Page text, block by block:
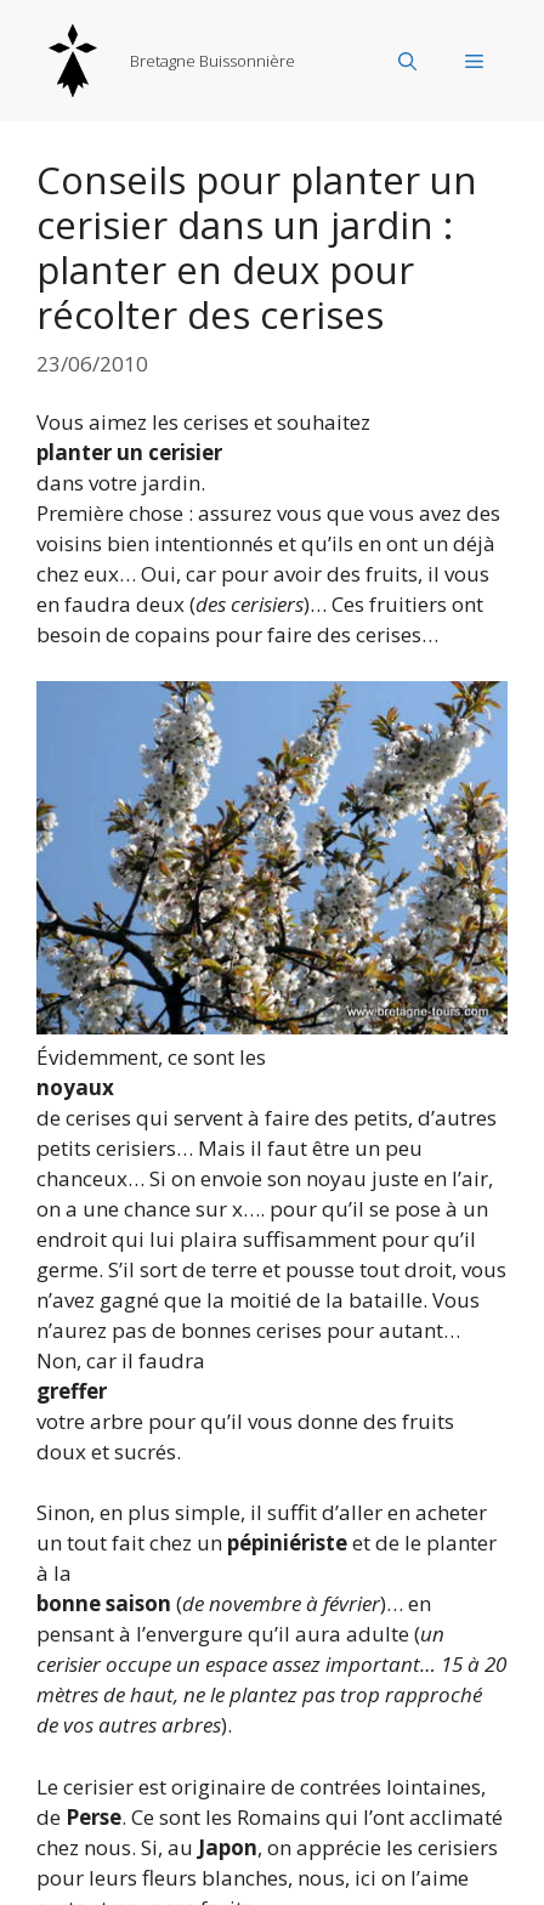
contenu
Bretagne Buissonnière Menu
Conseils pour planter un
cerisier dans un jardin :
planter en deux pour
récolter des cerises
23/06/2010
Vous aimez les cerises et souhaitez
planter un cerisier
dans votre jardin.
Première chose : assurez vous que vous avez des
voisins bien intentionnés et qu’ils en ont un déjà
chez eux… Oui, car pour avoir des fruits, il vous
en faudra deux (des cerisiers)… Ces fruitiers ont
besoin de copains pour faire des cerises…
Évidemment, ce sont les
noyaux
de cerises qui servent à faire des petits, d’autres
petits cerisiers… Mais il faut être un peu
chanceux… Si on envoie son noyau juste en l’air,
on a une chance sur x…. pour qu’il se pose à un
endroit qui lui plaira suffisamment pour qu’il
germe. S’il sort de terre et pousse tout droit, vous
n’avez gagné que la moitié de la bataille. Vous
n’aurez pas de bonnes cerises pour autant…
Non, car il faudra
greffer
votre arbre pour qu’il vous donne des fruits
doux et sucrés.
Sinon, en plus simple, il suffit d’aller en acheter
un tout fait chez un pépiniéristeet de le planter
à la
bonne saison (de novembre à février)… en
pensant à l’envergure qu’il aura adulte (un
cerisier occupe un espace assez important… 15 à 20
mètres de haut, ne le plantez pas trop rapproché
de vos autres arbres).
Le cerisier est originaire de contrées lointaines,
de Perse. Ce sont les Romains qui l’ont acclimaté
chez nous. Si, au Japon, on apprécie les cerisiers
pour leurs fleurs blanches, nous, ici on l’aime